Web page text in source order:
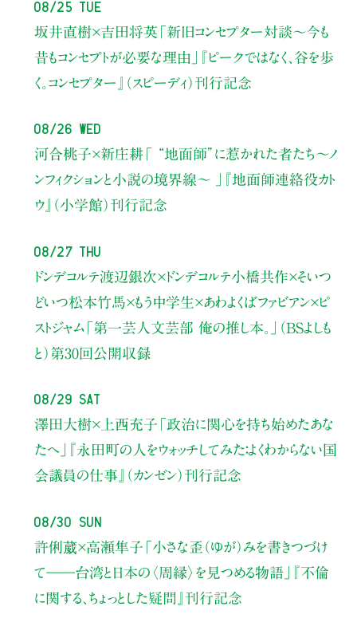
08/25 Tue
坂井直樹×吉田将英「新旧コンセプター対談～今も
昔もコンセプトが必要な理由」
『ピークではなく、谷を歩
く。コンセプター』（スピーディ）刊行記念
08/26 Wed
河合桃子×新庄耕「 “地面師”に惹かれた者たち〜ノ
ンフィクションと小説の境界線〜 」
『地面師連絡役カト
ウ』（小学館）刊行記念
08/27 Thu
ドンデコルテ渡辺銀次×ドンデコルテ小橋共作×そいつ
どいつ松本竹馬×もう中学生×あわよくばファビアン×ピ
ストジャム「第一芸人文芸部 俺の推し本。」（BSよしも
と） 第30回公開収録
08/29 Sat
澤田大樹×上西充子 「政治に関心を持ち始めたあな
たへ」
『永田町の人をウォッチしてみた：よくわからない国
会議員の仕事』（カンゼン）刊行記念
08/30 Sun
許俐葳×高瀬隼子 「小さな歪（ゆが）みを書きつづけ
て――台湾と日本の〈周縁〉を見つめる物語」
『不倫
に関する、ちょっとした疑問』刊行記念